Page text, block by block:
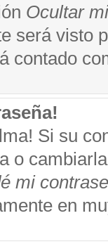
Ocultar
será visto
contado
Si su
o
mi
en